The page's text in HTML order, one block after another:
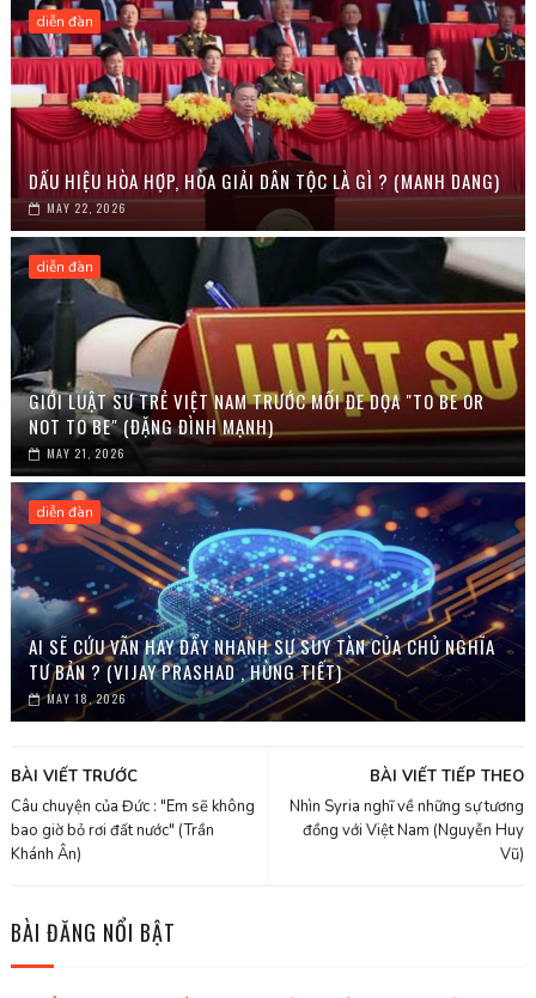
diễn đàn
DẤU HIỆU HÒA HỢP, HÒA GIẢI DÂN TỘC LÀ GÌ ? (MANH DANG)
MAY 22, 2026
diễn đàn
GIỚI LUẬT SƯ TRẺ VIỆT NAM TRƯỚC MỐI ĐE DỌA "TO BE OR
NOT TO BE" (ĐẶNG ĐÌNH MẠNH)
MAY 21, 2026
diễn đàn
AI SẼ CỨU VÃN HAY ĐẨY NHANH SỰ SUY TÀN CỦA CHỦ NGHĨA
TƯ BẢN ? (VIJAY PRASHAD , HÙNG TIẾT)
MAY 18, 2026
BÀI VIẾT TIẾP THEO
Nhìn Syria nghĩ về những sự tương
đồng với Việt Nam (Nguyễn Huy
Vũ)
BÀI VIẾT TRƯỚC
Câu chuyện của Đức : "Em sẽ không
bao giờ bỏ rơi đất nước" (Trần
Khánh Ân)
BÀI ĐĂNG NỔI BẬT